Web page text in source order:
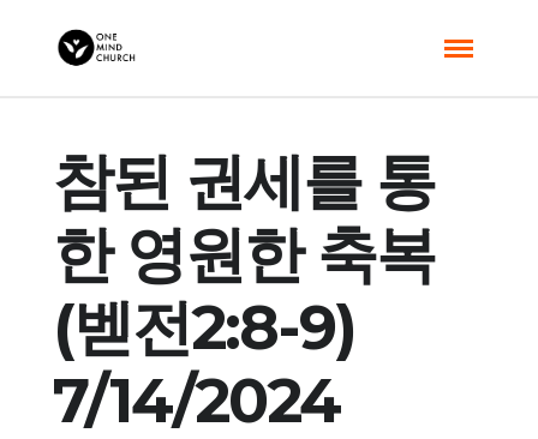
참된 권세를 통
한 영원한 축복
(벧전2:8-9)
7/14/2024